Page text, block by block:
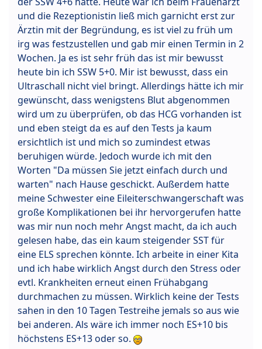
und die Rezeptionistin ließ mich garnicht erst zur
Ärztin mit der Begründung, es ist viel zu früh um
irg was festzustellen und gab mir einen Termin in 2
Wochen. Ja es ist sehr früh das ist mir bewusst
heute bin ich SSW 5+0. Mir ist bewusst, dass ein
Ultraschall nicht viel bringt. Allerdings hätte ich mir
gewünscht, dass wenigstens Blut abgenommen
wird um zu überprüfen, ob das HCG vorhanden ist
und eben steigt da es auf den Tests ja kaum
ersichtlich ist und mich so zumindest etwas
beruhigen würde. Jedoch wurde ich mit den
Worten "Da müssen Sie jetzt einfach durch und
warten" nach Hause geschickt. Außerdem hatte
meine Schwester eine Eileiterschwangerschaft was
große Komplikationen bei ihr hervorgerufen hatte
was mir nun noch mehr Angst macht, da ich auch
gelesen habe, das ein kaum steigender SST für
eine ELS sprechen könnte. Ich arbeite in einer Kita
und ich habe wirklich Angst durch den Stress oder
evtl. Krankheiten erneut einen Frühabgang
durchmachen zu müssen. Wirklich keine der Tests
sahen in den 10 Tagen Testreihe jemals so aus wie
bei anderen. Als wäre ich immer noch ES+10 bis
höchstens ES+13 oder so.